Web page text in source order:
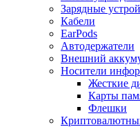
Зарядные
Кабели
EarPods
Автодержатели
Внешний
Носители
Жесткие
Карты
Флешки